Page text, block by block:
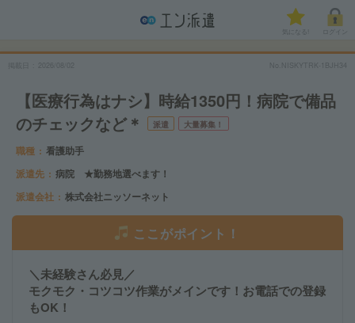
気になる!
No.NISKYTRK-1BJH34
【医療行為はナシ】時給1350円！病院で備品
のチェックなど＊
派遣 大量募集！
職種
看護助手
派遣先
病院 ★勤務地選べます！
派遣会社
株式会社ニッソーネット
ここがポイント！
＼未経験さん必見／
モクモク・コツコツ作業がメインです！お電話での登録
もOK！